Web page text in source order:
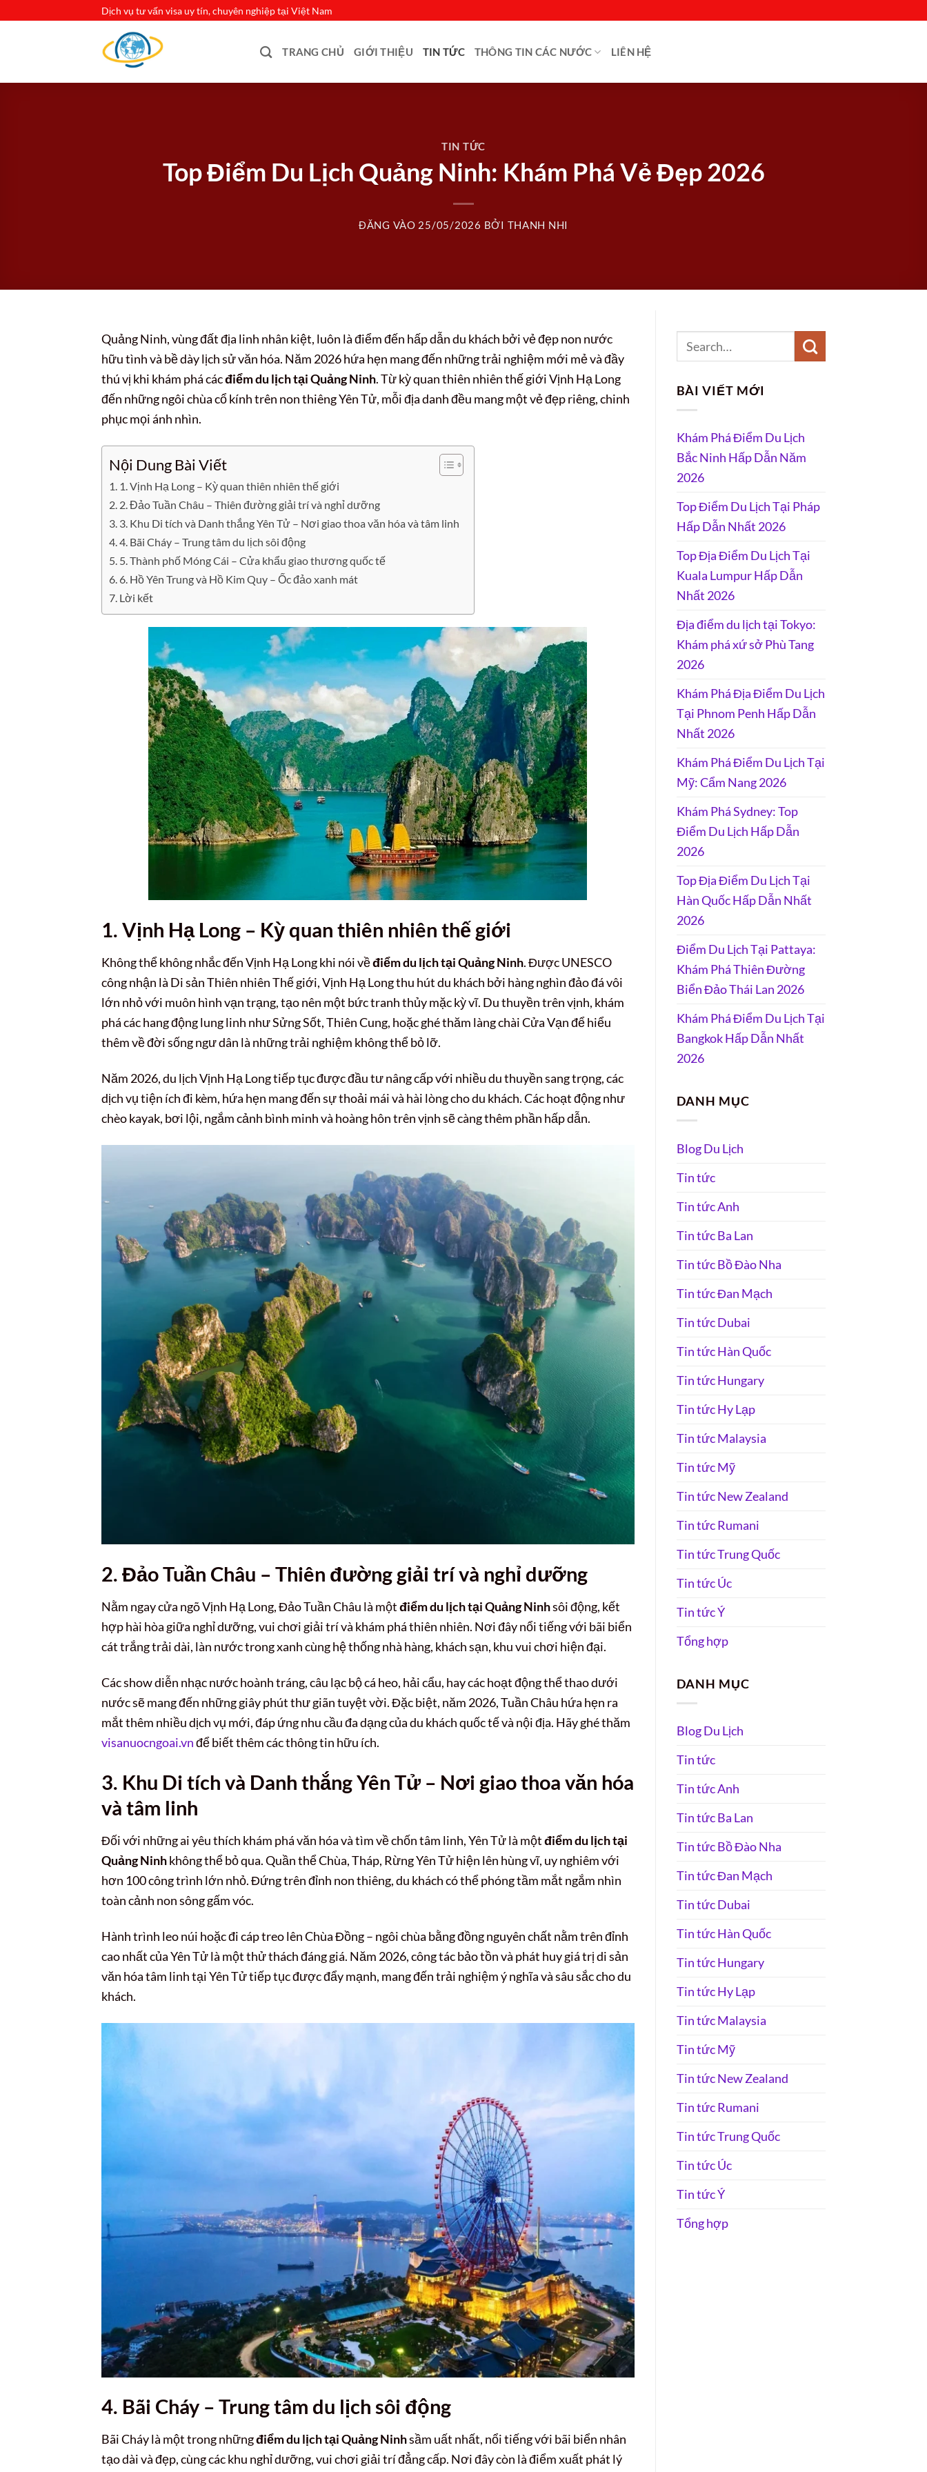
Dịch vụ tư vấn visa uy tín, chuyên nghiệp tại Việt Nam
TRANG CHỦ GIỚI THIỆU TIN TỨC THÔNG TIN CÁC NƯỚC LIÊN HỆ
TIN TỨC
Top Điểm Du Lịch Quảng Ninh: Khám Phá Vẻ Đẹp 2026
ĐĂNG VÀO 25/05/2026 BỞI THANH NHI
Quảng Ninh, vùng đất địa linh nhân kiệt, luôn là điểm đến hấp dẫn du khách bởi vẻ đẹp non nước
hữu tình và bề dày lịch sử văn hóa. Năm 2026 hứa hẹn mang đến những trải nghiệm mới mẻ và đầy
thú vị khi khám phá cácđiểm du lịch tại Quảng Ninh. Từ kỳ quan thiên nhiên thế giới Vịnh Hạ Long
đến những ngôi chùa cổ kính trên non thiêng Yên Tử, mỗi địa danh đều mang một vẻ đẹp riêng, chinh
phục mọi ánh nhìn.
Nội Dung Bài Viết
1. Vịnh Hạ Long – Kỳ quan thiên nhiên thế giới
2. Đảo Tuần Châu – Thiên đường giải trí và nghỉ dưỡng
3. Khu Di tích và Danh thắng Yên Tử – Nơi giao thoa văn hóa và tâm linh
4. Bãi Cháy – Trung tâm du lịch sôi động
5. Thành phố Móng Cái – Cửa khẩu giao thương quốc tế
6. Hồ Yên Trung và Hồ Kim Quy – Ốc đảo xanh mát
Lời kết
1. Vịnh Hạ Long – Kỳ quan thiên nhiên thế giới
Không thể không nhắc đến Vịnh Hạ Long khi nói vềđiểm du lịch tại Quảng Ninh. Được UNESCO
công nhận là Di sản Thiên nhiên Thế giới, Vịnh Hạ Long thu hút du khách bởi hàng nghìn đảo đá vôi
lớn nhỏ với muôn hình vạn trạng, tạo nên một bức tranh thủy mặc kỳ vĩ. Du thuyền trên vịnh, khám
phá các hang động lung linh như Sửng Sốt, Thiên Cung, hoặc ghé thăm làng chài Cửa Vạn để hiểu
thêm về đời sống ngư dân là những trải nghiệm không thể bỏ lỡ.
Năm 2026, du lịch Vịnh Hạ Long tiếp tục được đầu tư nâng cấp với nhiều du thuyền sang trọng, các
dịch vụ tiện ích đi kèm, hứa hẹn mang đến sự thoải mái và hài lòng cho du khách. Các hoạt động như
chèo kayak, bơi lội, ngắm cảnh bình minh và hoàng hôn trên vịnh sẽ càng thêm phần hấp dẫn.
2. Đảo Tuần Châu – Thiên đường giải trí và nghỉ dưỡng
Nằm ngay cửa ngõ Vịnh Hạ Long, Đảo Tuần Châu là mộtđiểm du lịch tại Quảng Ninhsôi động, kết
hợp hài hòa giữa nghỉ dưỡng, vui chơi giải trí và khám phá thiên nhiên. Nơi đây nổi tiếng với bãi biển
cát trắng trải dài, làn nước trong xanh cùng hệ thống nhà hàng, khách sạn, khu vui chơi hiện đại.
Các show diễn nhạc nước hoành tráng, câu lạc bộ cá heo, hải cẩu, hay các hoạt động thể thao dưới
nước sẽ mang đến những giây phút thư giãn tuyệt vời. Đặc biệt, năm 2026, Tuần Châu hứa hẹn ra
mắt thêm nhiều dịch vụ mới, đáp ứng nhu cầu đa dạng của du khách quốc tế và nội địa. Hãy ghé thăm
visanuocngoai.vnđể biết thêm các thông tin hữu ích.
3. Khu Di tích và Danh thắng Yên Tử – Nơi giao thoa văn hóa
và tâm linh
Đối với những ai yêu thích khám phá văn hóa và tìm về chốn tâm linh, Yên Tử là mộtđiểm du lịch tại
Quảng Ninhkhông thể bỏ qua. Quần thể Chùa, Tháp, Rừng Yên Tử hiện lên hùng vĩ, uy nghiêm với
hơn 100 công trình lớn nhỏ. Đứng trên đỉnh non thiêng, du khách có thể phóng tầm mắt ngắm nhìn
toàn cảnh non sông gấm vóc.
Hành trình leo núi hoặc đi cáp treo lên Chùa Đồng – ngôi chùa bằng đồng nguyên chất nằm trên đỉnh
cao nhất của Yên Tử là một thử thách đáng giá. Năm 2026, công tác bảo tồn và phát huy giá trị di sản
văn hóa tâm linh tại Yên Tử tiếp tục được đẩy mạnh, mang đến trải nghiệm ý nghĩa và sâu sắc cho du
khách.
4. Bãi Cháy – Trung tâm du lịch sôi động
Bãi Cháy là một trong nhữngđiểm du lịch tại Quảng Ninhsầm uất nhất, nổi tiếng với bãi biển nhân
tạo dài và đẹp, cùng các khu nghỉ dưỡng, vui chơi giải trí đẳng cấp. Nơi đây còn là điểm xuất phát lý
BÀI VIẾT MỚI
Khám Phá Điểm Du Lịch
Bắc Ninh Hấp Dẫn Năm
2026
Top Điểm Du Lịch Tại Pháp
Hấp Dẫn Nhất 2026
Top Địa Điểm Du Lịch Tại
Kuala Lumpur Hấp Dẫn
Nhất 2026
Địa điểm du lịch tại Tokyo:
Khám phá xứ sở Phù Tang
2026
Khám Phá Địa Điểm Du Lịch
Tại Phnom Penh Hấp Dẫn
Nhất 2026
Khám Phá Điểm Du Lịch Tại
Mỹ: Cẩm Nang 2026
Khám Phá Sydney: Top
Điểm Du Lịch Hấp Dẫn
2026
Top Địa Điểm Du Lịch Tại
Hàn Quốc Hấp Dẫn Nhất
2026
Điểm Du Lịch Tại Pattaya:
Khám Phá Thiên Đường
Biển Đảo Thái Lan 2026
Khám Phá Điểm Du Lịch Tại
Bangkok Hấp Dẫn Nhất
2026
DANH MỤC
Blog Du Lịch
Tin tức
Tin tức Anh
Tin tức Ba Lan
Tin tức Bồ Đào Nha
Tin tức Đan Mạch
Tin tức Dubai
Tin tức Hàn Quốc
Tin tức Hungary
Tin tức Hy Lạp
Tin tức Malaysia
Tin tức Mỹ
Tin tức New Zealand
Tin tức Rumani
Tin tức Trung Quốc
Tin tức Úc
Tin tức Ý
Tổng hợp
DANH MỤC
Blog Du Lịch
Tin tức
Tin tức Anh
Tin tức Ba Lan
Tin tức Bồ Đào Nha
Tin tức Đan Mạch
Tin tức Dubai
Tin tức Hàn Quốc
Tin tức Hungary
Tin tức Hy Lạp
Tin tức Malaysia
Tin tức Mỹ
Tin tức New Zealand
Tin tức Rumani
Tin tức Trung Quốc
Tin tức Úc
Tin tức Ý
Tổng hợp